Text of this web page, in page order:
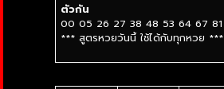
ตัวกัน
00 05 26 27 38 48 53 64 67 81
*** สูตรหวยวันนี้ ใช้ได้กับทุกหวย ***